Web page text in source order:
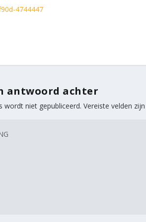
antwoord achter
wordt niet gepubliceerd. Vereiste velden